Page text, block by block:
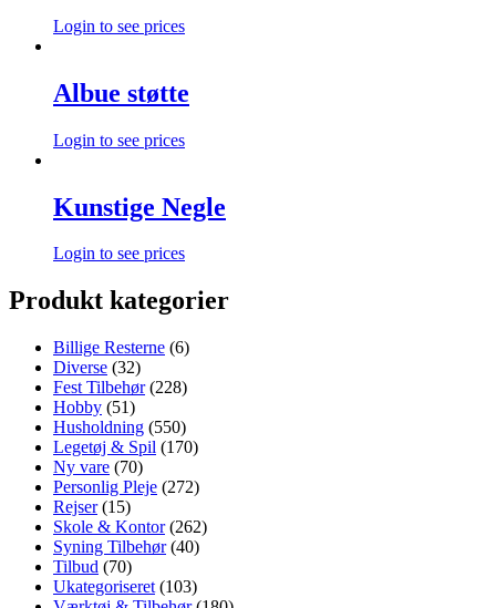
Login to see prices
Albue støtte
Login to see prices
Kunstige Negle
Login to see prices
Produkt kategorier
Billige Resterne (6)
Diverse (32)
Fest Tilbehør (228)
Hobby (51)
Husholdning (550)
Legetøj & Spil (170)
Ny vare (70)
Personlig Pleje (272)
Rejser (15)
Skole & Kontor (262)
Syning Tilbehør (40)
Tilbud (70)
Ukategoriseret (103)